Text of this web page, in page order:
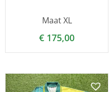
Maat XL
€ 175,00